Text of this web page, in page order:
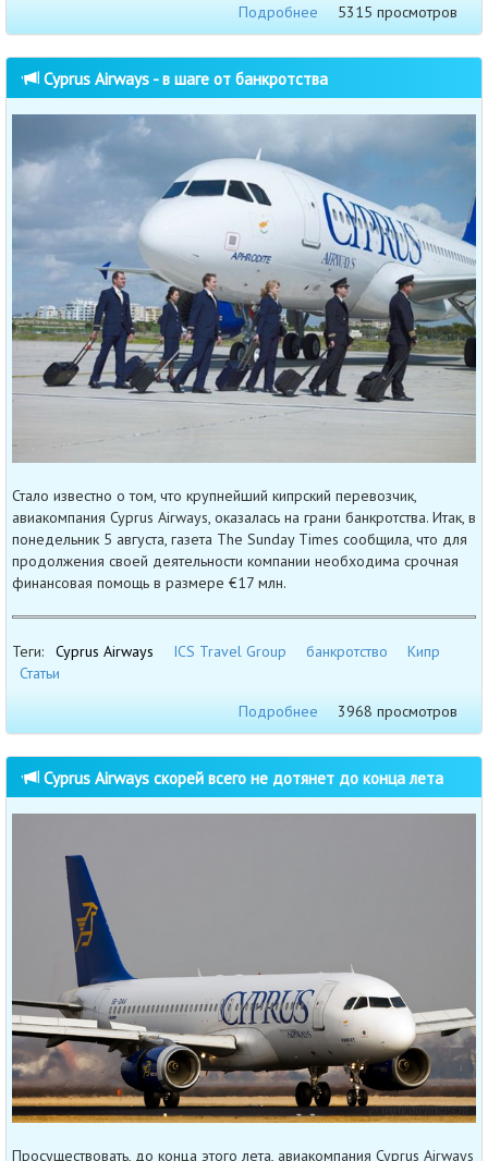
Подробнее
5315 просмотров
Cyprus Airways - в шаге от банкротства
Стало известно о том, что крупнейший кипрский перевозчик,
авиакомпания Cyprus Airways, оказалась на грани банкротства. Итак, в
понедельник 5 августа, газета The Sunday Times сообщила, что для
продолжения своей деятельности компании необходима срочная
финансовая помощь в размере €17 млн.
Теги: Cyprus Airways ICS Travel Group банкротство
Кипр
Статьи
Подробнее
3968 просмотров
Cyprus Airways скорей всего не дотянет до конца лета
Просуществовать, до конца этого лета, авиакомпания Cyprus Airways